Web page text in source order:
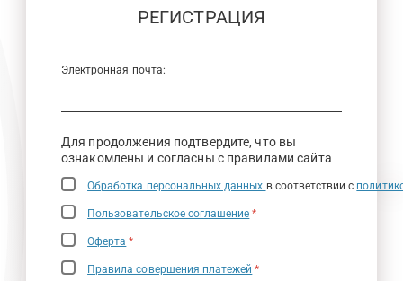
РЕГИСТРАЦИЯ
Электронная почта:
Для продолжения подтвердите, что вы
ознакомлены и согласны с правилами сайта
Обработка персональных данных в соответствии с
Пользовательское соглашение *
Оферта *
Правила совершения платежей *